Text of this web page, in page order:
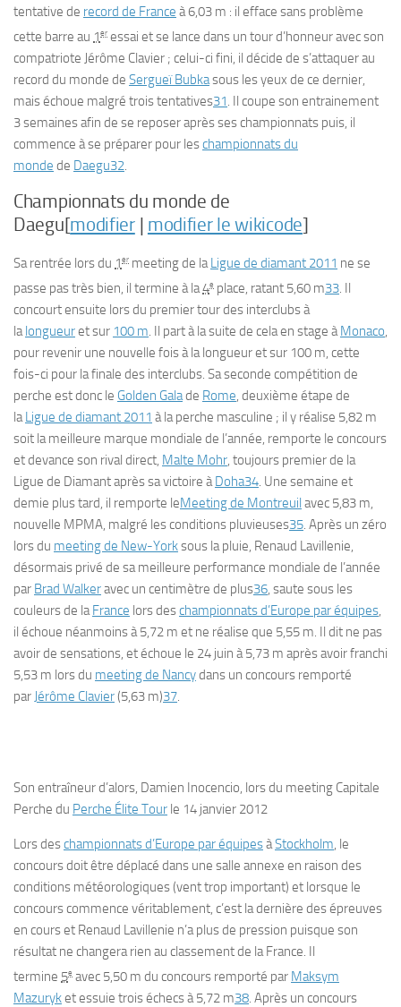
tentative de record de France à 6,03 m : il efface sans problème
cette barre au 1er essai et se lance dans un tour d’honneur avec son
compatriote Jérôme Clavier ; celui-ci fini, il décide de s’attaquer au
record du monde de Sergueï Bubkasous les yeux de ce dernier,
mais échoue malgré trois tentatives31. Il coupe son entrainement
3 semaines afin de se reposer après ses championnats puis, il
commence à se préparer pour leschampionnats du
monde de Daegu32.
Championnats du monde de
Daegu[modifier| modifier le wikicode]
Sa rentrée lors du 1er meeting de laLigue de diamant 2011 ne se
passe pas très bien, il termine à la4e place, ratant 5,60 m33. Il
concourt ensuite lors du premier tour des interclubs à
lalongueuret sur 100 m. Il part à la suite de cela en stage àMonaco,
pour revenir une nouvelle fois à la longueur et sur 100 m, cette
fois-ci pour la finale des interclubs. Sa seconde compétition de
perche est donc le Golden Galade Rome, deuxième étape de
laLigue de diamant 2011 à la perche masculine ; il y réalise 5,82 m
soit la meilleure marque mondiale de l’année, remporte le concours
et devance son rival direct, Malte Mohr, toujours premier de la
Ligue de Diamant après sa victoire àDoha34. Une semaine et
demie plus tard, il remporte leMeeting de Montreuil avec 5,83 m,
nouvelle MPMA, malgré les conditions pluvieuses35. Après un zéro
lors du meeting de New-Yorksous la pluie, Renaud Lavillenie,
désormais privé de sa meilleure performance mondiale de l’année
par Brad Walkeravec un centimètre de plus36, saute sous les
couleurs de laFrance lors deschampionnats d’Europe par équipes,
il échoue néanmoins à 5,72 m et ne réalise que 5,55 m. Il dit ne pas
avoir de sensations, et échoue le 24 juin à 5,73 m après avoir franchi
5,53 m lors du meeting de Nancydans un concours remporté
par Jérôme Clavier(5,63 m)37.
Son entraîneur d’alors, Damien Inocencio, lors du meeting Capitale
Perche du Perche Élite Tour le 14 janvier 2012
Lors deschampionnats d’Europe par équipesàStockholm, le
concours doit être déplacé dans une salle annexe en raison des
conditions météorologiques (vent trop important) et lorsque le
concours commence véritablement, c’est la dernière des épreuves
en cours et Renaud Lavillenie n’a plus de pression puisque son
résultat ne changera rien au classement de la France. Il
termine 5e avec 5,50 m du concours remporté par Maksym
Mazuryket essuie trois échecs à 5,72 m38. Après un concours